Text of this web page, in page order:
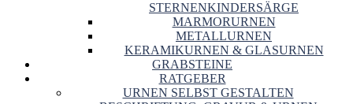
STERNENKINDERSÄRGE
MARMORURNEN
METALLURNEN
KERAMIKURNEN & GLASURNEN
GRABSTEINE
RATGEBER
URNEN SELBST GESTALTEN